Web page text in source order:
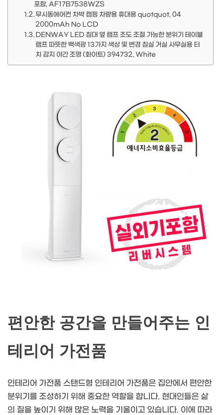
포함, AF17B7538WZS
무시동에어컨 차박 캠핑 차량용 휴대용 quotquot, 04
2000mAh No LCD
DENWAY LED 침대 옆 램프 조도 조절 가능한 분위기 테이블
램프 따뜻한 백색광 13가지 색상 및 변경 침실 거실 사무실용 터
치 감지 야간 조명 (화이트) 394732, White
편안한 공간을 만들어주는 인
테리어 가전품
인테리어 가전품 스탠드형 인테리어 가전품은 집안에서 편안한
분위기를 조성하기 위해 중요한 역할을 합니다. 현대인들은 삶
의 질을 높이기 위해 많은 노력을 기울이고 있습니다. 이에 따라